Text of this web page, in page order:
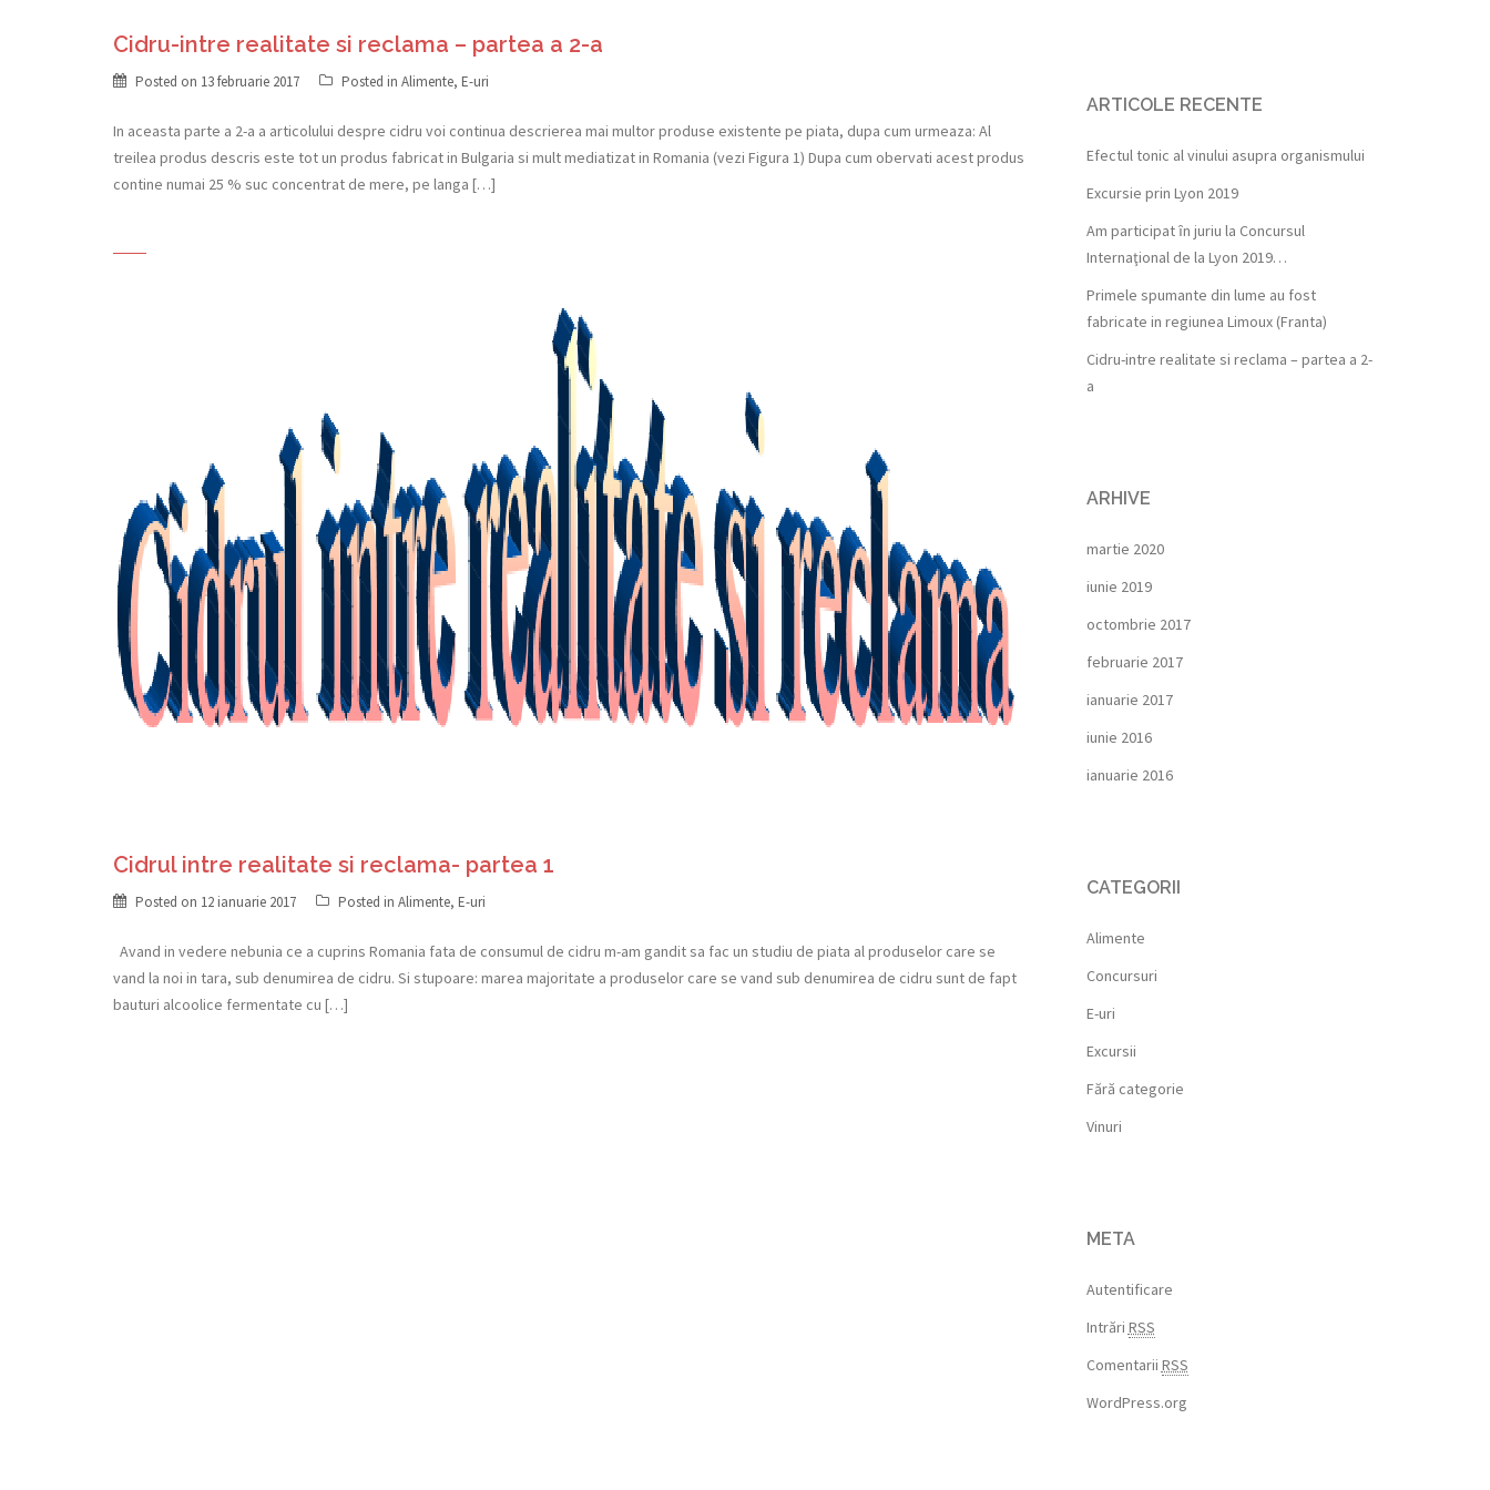
Cidru-intre realitate si reclama – partea a 2-a
Posted on 13 februarie 2017 Posted in Alimente, E-uri
In aceasta parte a 2-a a articolului despre cidru voi continua descrierea mai multor produse existente pe piata, dupa cum urmeaza: Al
treilea produs descris este tot un produs fabricat in Bulgaria si mult mediatizat in Romania (vezi Figura 1) Dupa cum obervati acest produs
contine numai 25 % suc concentrat de mere, pe langa […]
Cidrul intre realitate si reclama- partea 1
Posted on 12 ianuarie 2017 Posted in Alimente, E-uri
Avand in vedere nebunia ce a cuprins Romania fata de consumul de cidru m-am gandit sa fac un studiu de piata al produselor care se
vand la noi in tara, sub denumirea de cidru. Si stupoare: marea majoritate a produselor care se vand sub denumirea de cidru sunt de fapt
bauturi alcoolice fermentate cu […]
ARTICOLE RECENTE
Efectul tonic al vinului asupra organismului
Excursie prin Lyon 2019
Am participat ȋn juriu la Concursul
Internaţional de la Lyon 2019…
Primele spumante din lume au fost
fabricate in regiunea Limoux (Franta)
Cidru-intre realitate si reclama – partea a 2-
a
ARHIVE
martie 2020
iunie 2019
octombrie 2017
februarie 2017
ianuarie 2017
iunie 2016
ianuarie 2016
CATEGORII
Alimente
Concursuri
E-uri
Excursii
Fără categorie
Vinuri
META
Autentificare
Intrări RSS
Comentarii RSS
WordPress.org